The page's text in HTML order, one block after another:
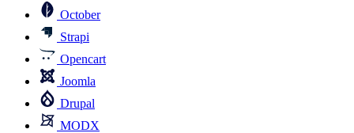
October
Strapi
Opencart
Joomla
Drupal
MODX